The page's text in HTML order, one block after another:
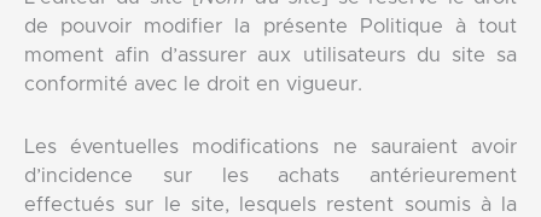
de pouvoir modifier la présente Politique à tout
moment afin d’assurer aux utilisateurs du site sa
conformité avec le droit en vigueur.
Les éventuelles modifications ne sauraient avoir
d’incidence sur les achats antérieurement
effectués sur le site, lesquels restent soumis à la